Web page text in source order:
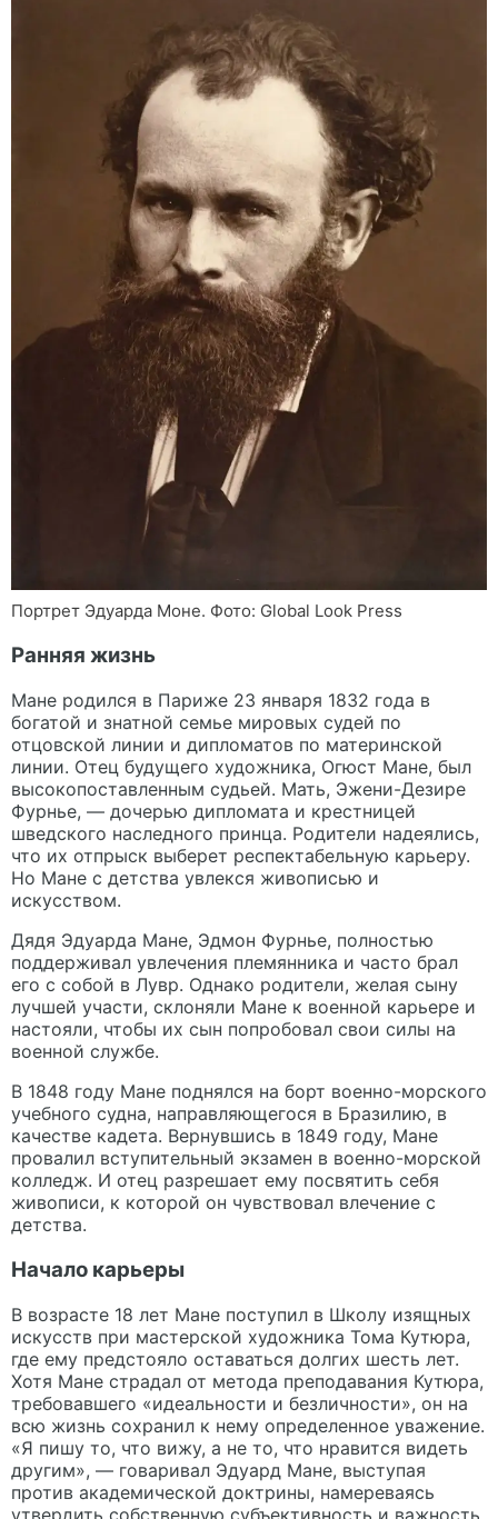
Портрет Эдуарда Моне. Фото: Global Look Press
Ранняя жизнь
Мане родился в Париже 23 января 1832 года в
богатой и знатной семье мировых судей по
отцовской линии и дипломатов по материнской
линии. Отец будущего художника, Огюст Мане, был
высокопоставленным судьей. Мать, Эжени-Дезире
Фурнье, — дочерью дипломата и крестницей
шведского наследного принца. Родители надеялись,
что их отпрыск выберет респектабельную карьеру.
Но Мане с детства увлекся живописью и
искусством.
Дядя Эдуарда Мане, Эдмон Фурнье, полностью
поддерживал увлечения племянника и часто брал
его с собой в Лувр. Однако родители, желая сыну
лучшей участи, склоняли Мане к военной карьере и
настояли, чтобы их сын попробовал свои силы на
военной службе.
В 1848 году Мане поднялся на борт военно-морского
учебного судна, направляющегося в Бразилию, в
качестве кадета. Вернувшись в 1849 году, Мане
провалил вступительный экзамен в военно-морской
колледж. И отец разрешает ему посвятить себя
живописи, к которой он чувствовал влечение с
детства.
Начало карьеры
В возрасте 18 лет Мане поступил в Школу изящных
искусств при мастерской художника Тома Кутюра,
где ему предстояло оставаться долгих шесть лет.
Хотя Мане страдал от метода преподавания Кутюра,
требовавшего «идеальности и безличности», он на
всю жизнь сохранил к нему определенное уважение.
«Я пишу то, что вижу, а не то, что нравится видеть
другим», — говаривал Эдуард Мане, выступая
против академической доктрины, намереваясь
утвердить собственную субъективность и важность